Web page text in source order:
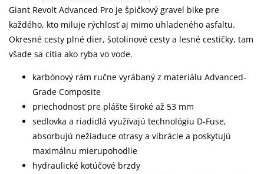
Giant Revolt Advanced Pro je špičkový gravel bike pre
každého, kto miluje rýchlosť aj mimo uhladeného asfaltu.
Okresné cesty plné dier, šotolinové cesty a lesné cestičky, tam
všade sa cítia ako ryba vo vode.
karbónový rám ručne vyrábaný z materiálu Advanced-
Grade Composite
priechodnosť pre plášte široké až 53 mm
sedlovka a riadidlá využívajú technológiu D-Fuse,
absorbujú nežiaduce otrasy a vibrácie a poskytujú
maximálnu mierupohodlie
hydraulické kotúčové brzdy